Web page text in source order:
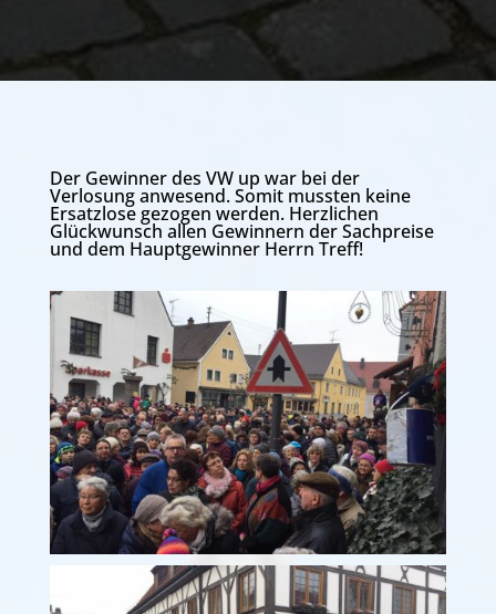
Der Gewinner des VW up war bei der
Verlosung anwesend. Somit mussten keine
Ersatzlose gezogen werden. Herzlichen
Glückwunsch allen Gewinnern der Sachpreise
und dem Hauptgewinner Herrn Treff!